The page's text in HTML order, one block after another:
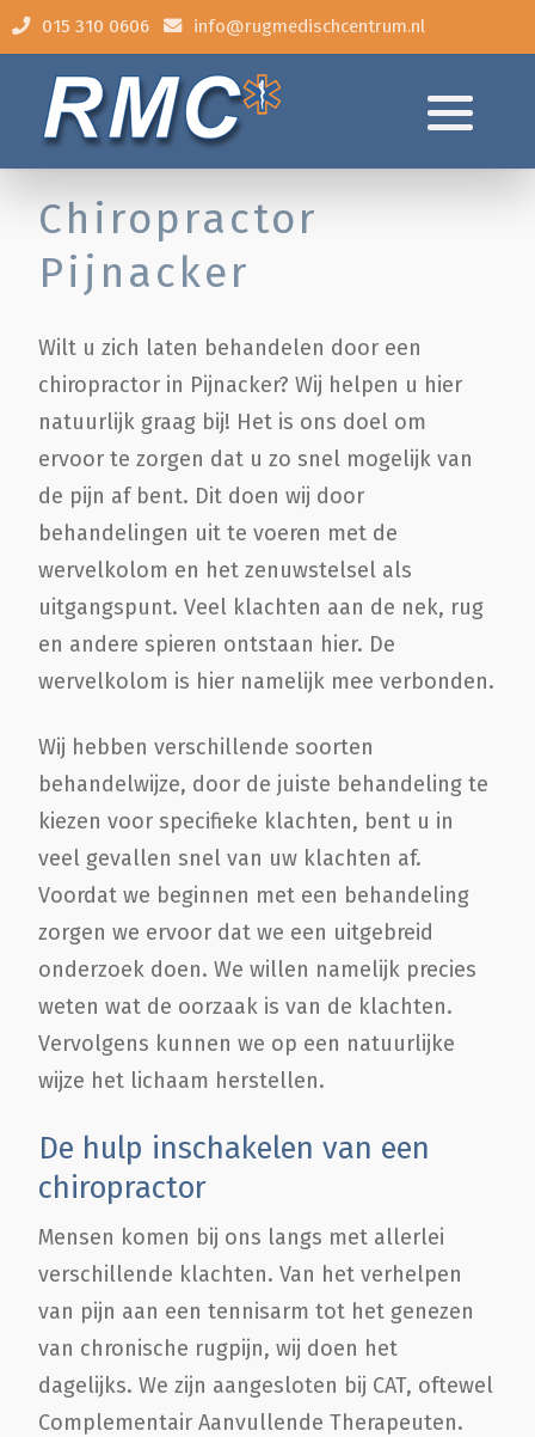
015 310 0606 info@rugmedischcentrum.nl
Chiropractor
Pijnacker
Wilt u zich laten behandelen door een
chiropractor in Pijnacker? Wij helpen u hier
natuurlijk graag bij! Het is ons doel om
ervoor te zorgen dat u zo snel mogelijk van
de pijn af bent. Dit doen wij door
behandelingen uit te voeren met de
wervelkolom en het zenuwstelsel als
uitgangspunt. Veel klachten aan de nek, rug
en andere spieren ontstaan hier. De
wervelkolom is hier namelijk mee verbonden.
Wij hebben verschillende soorten
behandelwijze, door de juiste behandeling te
kiezen voor specifieke klachten, bent u in
veel gevallen snel van uw klachten af.
Voordat we beginnen met een behandeling
zorgen we ervoor dat we een uitgebreid
onderzoek doen. We willen namelijk precies
weten wat de oorzaak is van de klachten.
Vervolgens kunnen we op een natuurlijke
wijze het lichaam herstellen.
De hulp inschakelen van een
chiropractor
Mensen komen bij ons langs met allerlei
verschillende klachten. Van het verhelpen
van pijn aan een tennisarm tot het genezen
van chronische rugpijn, wij doen het
dagelijks. We zijn aangesloten bij CAT, oftewel
Complementair Aanvullende Therapeuten.
Algemene klachten
Behandeling
Tarieven
Contact/Route
Veel gestelde vragen